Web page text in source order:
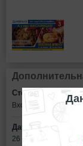
Стоимость
Вход свободный
Дата:
26 февраля в 11:00